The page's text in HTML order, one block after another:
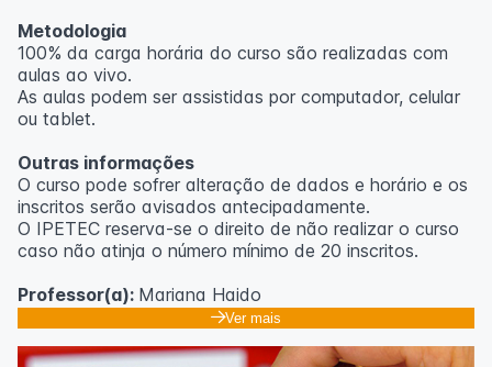
Metodologia
100% da carga horária do curso são realizadas com
aulas ao vivo.
As aulas podem ser assistidas por computador, celular
ou tablet.
Outras informações
O curso pode sofrer alteração de dados e horário e os
inscritos serão avisados ​​antecipadamente.
O IPETEC reserva-se o direito de não realizar o curso
caso não atinja o número mínimo de 20 inscritos.
Professor(a): Mariana Haido
Ver mais